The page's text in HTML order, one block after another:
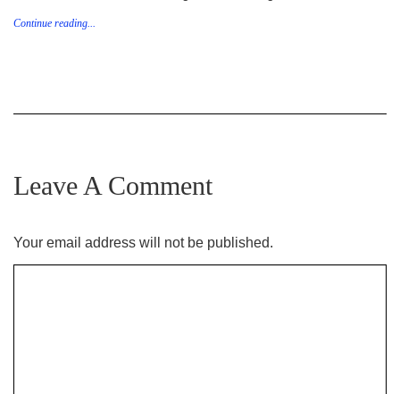
Continue reading...
Leave A Comment
Your email address will not be published.